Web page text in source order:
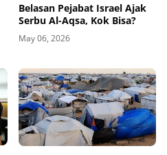
Belasan Pejabat Israel Ajak
Serbu Al-Aqsa, Kok Bisa?
May 06, 2026